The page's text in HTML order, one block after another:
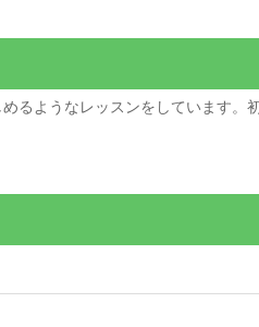
ようなレッスンをしています。